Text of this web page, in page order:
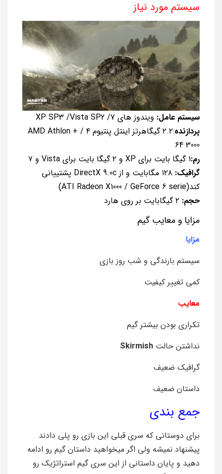
سیستم مورد نیاز
سیستم عامل: ویندوز های XP SP3 /Vista SP2 /7
پردازنده
:۲.۲ گیگاهرتز اینتل پنتیوم ۴ / + AMD Athlon
64 3000
رم:۱ گیگا بایت برای XP و ۲ گیگا بایت برای Vista و ۷
گرافیک:
۱۲۸ مگابایت و از DirectX 9.0c پشتییانی
کند(ATI Radeon X1000 / GeForce 6 serie)
حجم:
مزایا و معایب گیم
مزایا
سیستم بارندگی و شب روز بازی
کمی تغییر کیفیت
معایب
تکراری بودن بیشتر گیم
نداشتن حالت Skirmish
گرافیک ضعیف
داستان ضعیف
جمع بندی
برای دوستانی که سری قبلی این بازی رو پلی دادند
پیشنهاد نمیشه ولی اگر میخواهید داستان گیم رو ادامه
دهید و پایان داستانی از این سری گیم استراتژیک رو